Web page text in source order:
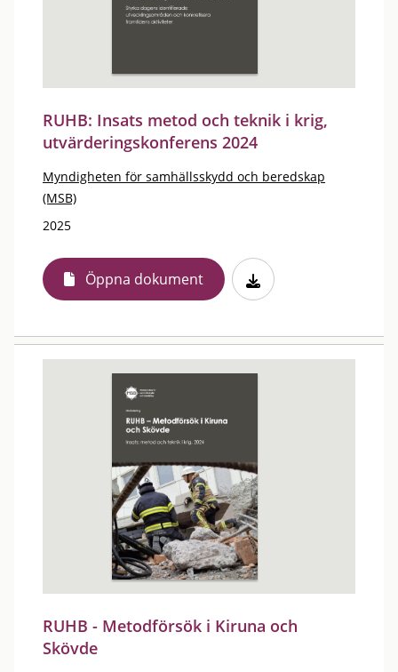
RUHB: Insats metod och teknik i krig,
utvärderingskonferens 2024
Myndigheten för samhällsskydd och beredskap
(MSB)
2025
Öppna dokument
RUHB - Metodförsök i Kiruna och
Skövde